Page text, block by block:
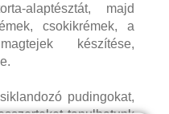
alaptésztát, majd
csokikrémek, a
készítése,
pudingokat,